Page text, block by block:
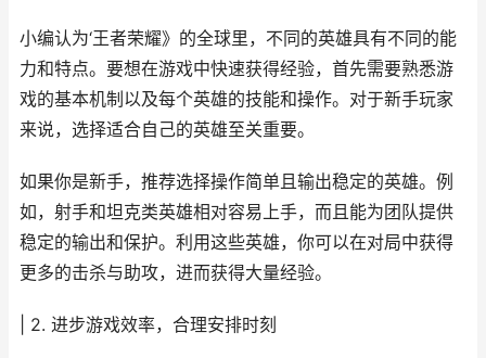
小编认为‘王者荣耀》的全球里，不同的英雄具有不同的能
力和特点。要想在游戏中快速获得经验，首先需要熟悉游
戏的基本机制以及每个英雄的技能和操作。对于新手玩家
来说，选择适合自己的英雄至关重要。
如果你是新手，推荐选择操作简单且输出稳定的英雄。例
如，射手和坦克类英雄相对容易上手，而且能为团队提供
稳定的输出和保护。利用这些英雄，你可以在对局中获得
更多的击杀与助攻，进而获得大量经验。
| 2. 进步游戏效率，合理安排时刻